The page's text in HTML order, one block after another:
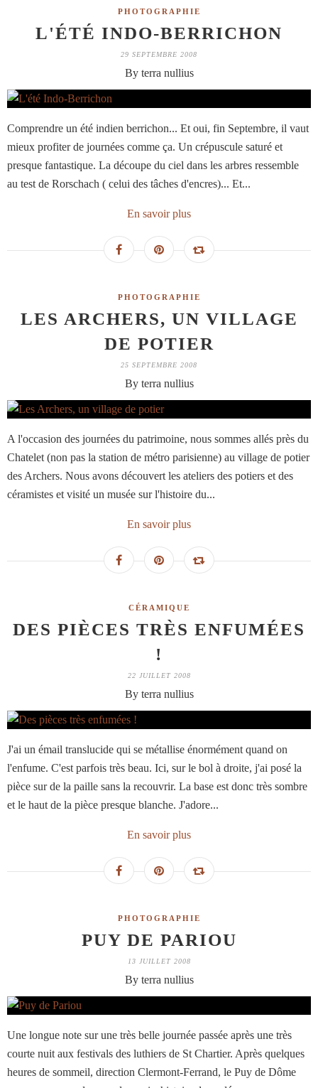
PHOTOGRAPHIE
L'ÉTÉ INDO-BERRICHON
29 SEPTEMBRE 2008
By terra nullius
Comprendre un été indien berrichon... Et oui, fin Septembre, il vaut
mieux profiter de journées comme ça. Un crépuscule saturé et
presque fantastique. La découpe du ciel dans les arbres ressemble
au test de Rorschach ( celui des tâches d'encres)... Et...
En savoir plus
PHOTOGRAPHIE
LES ARCHERS, UN VILLAGE
DE POTIER
25 SEPTEMBRE 2008
By terra nullius
A l'occasion des journées du patrimoine, nous sommes allés près du
Chatelet (non pas la station de métro parisienne) au village de potier
des Archers. Nous avons découvert les ateliers des potiers et des
céramistes et visité un musée sur l'histoire du...
En savoir plus
CÉRAMIQUE
DES PIÈCES TRÈS ENFUMÉES
!
22 JUILLET 2008
By terra nullius
J'ai un émail translucide qui se métallise énormément quand on
l'enfume. C'est parfois très beau. Ici, sur le bol à droite, j'ai posé la
pièce sur de la paille sans la recouvrir. La base est donc très sombre
et le haut de la pièce presque blanche. J'adore...
En savoir plus
PHOTOGRAPHIE
PUY DE PARIOU
13 JUILLET 2008
By terra nullius
Une longue note sur une très belle journée passée après une très
courte nuit aux festivals des luthiers de St Chartier. Après quelques
heures de sommeil, direction Clermont-Ferrand, le Puy de Dôme